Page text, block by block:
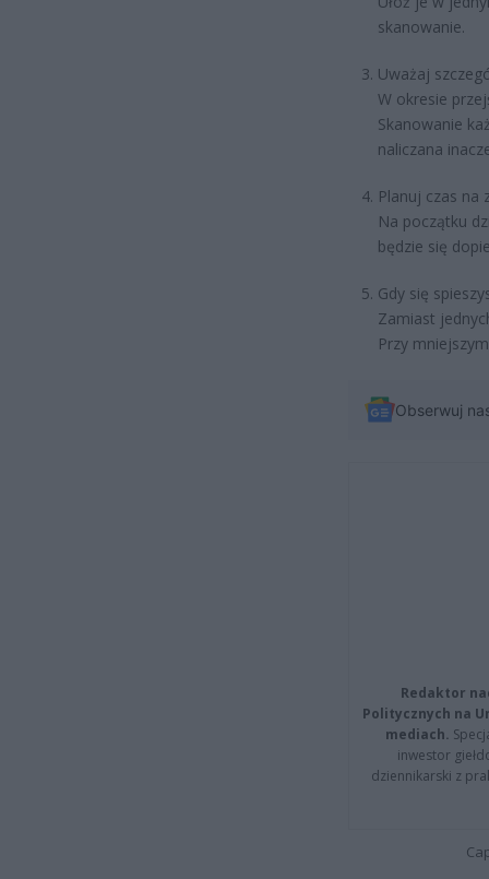
skanowanie.
Uważaj
W okresie
Skanowanie
naliczana
Planuj czas
Na początku
będzie się
Gdy się
Zamiast
Przy
Obserwuj
Redaktor
Politycznych na
mediach.
inwestor
dziennikarski z